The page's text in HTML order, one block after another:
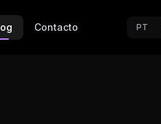
Contacto PT